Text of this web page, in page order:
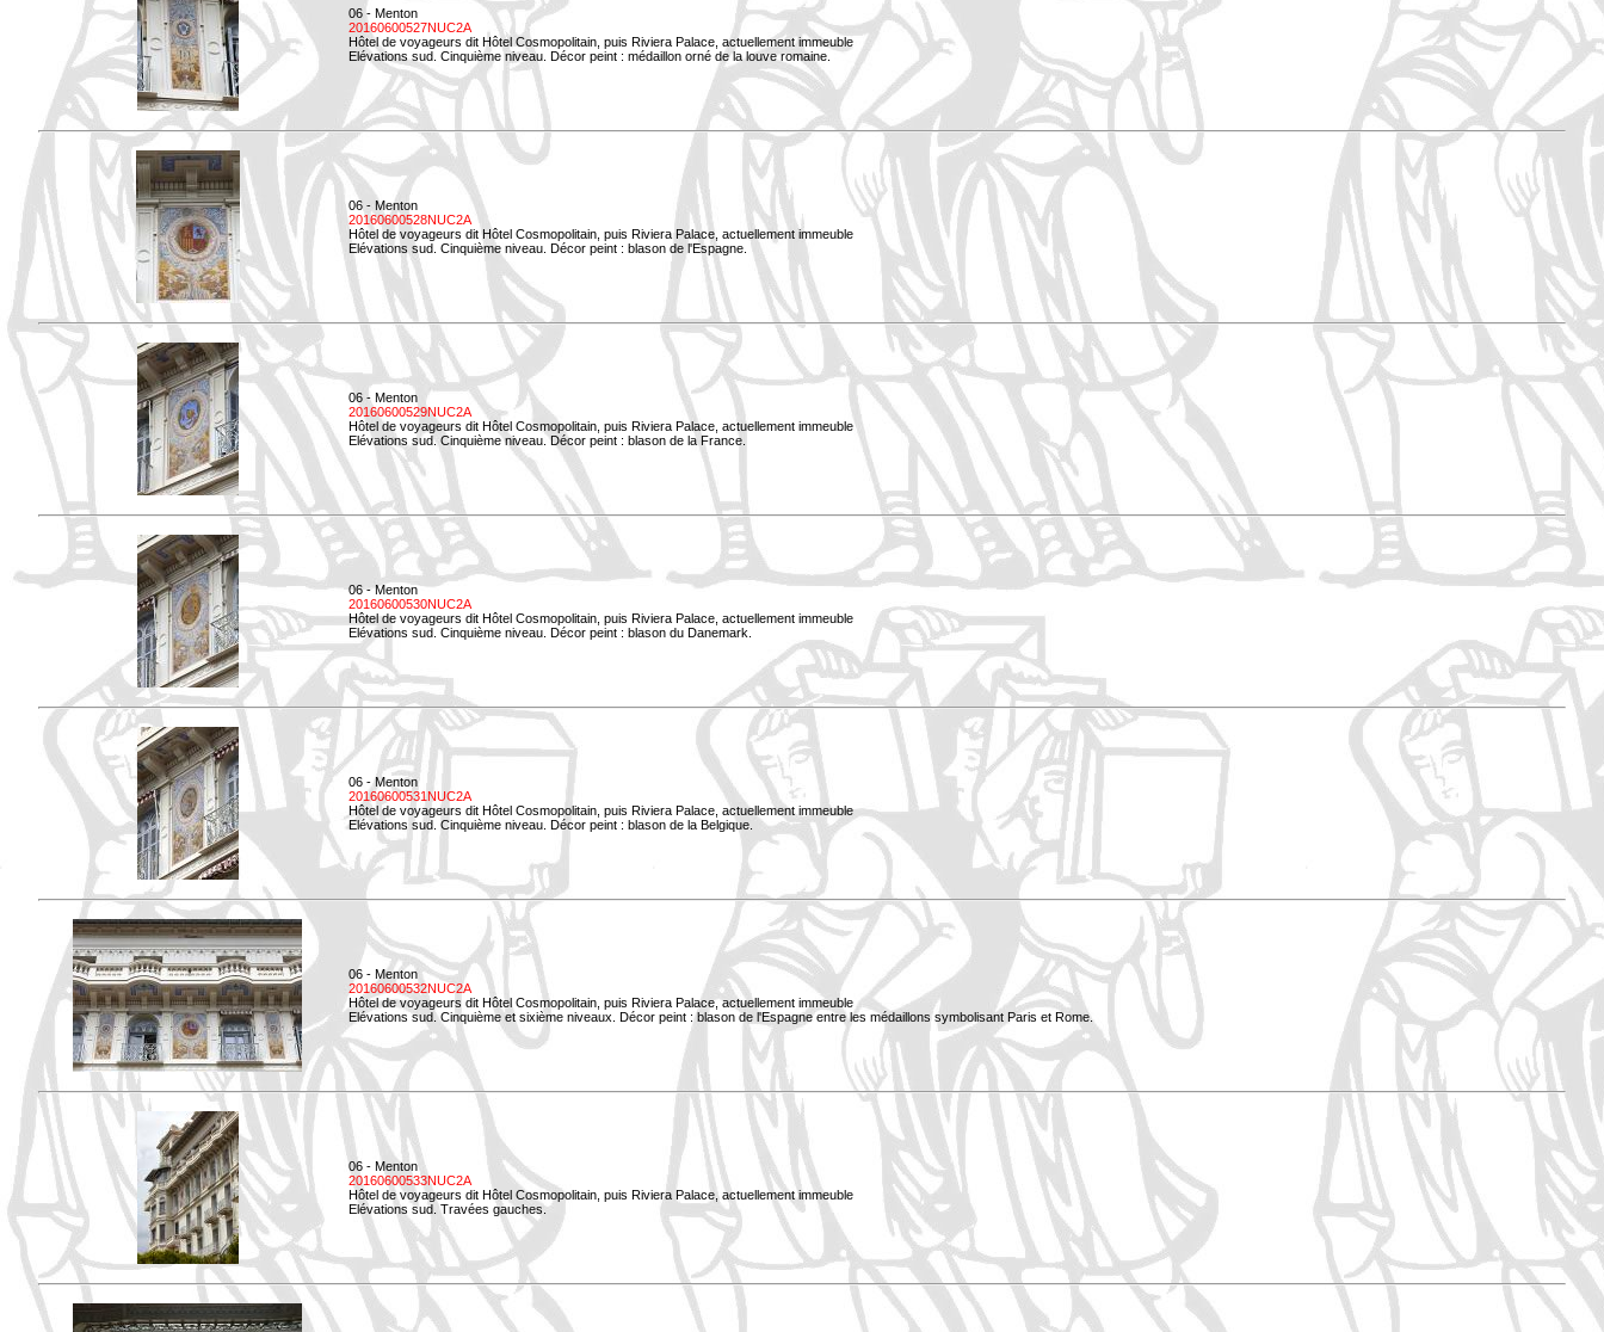
06 - Menton
20160600527NUC2A
Hôtel de voyageurs dit Hôtel Cosmopolitain, puis Riviera Palace, actuellement immeuble
Elévations sud. Cinquième niveau. Décor peint : médaillon orné de la louve romaine.
06 - Menton
20160600528NUC2A
Hôtel de voyageurs dit Hôtel Cosmopolitain, puis Riviera Palace, actuellement immeuble
Elévations sud. Cinquième niveau. Décor peint : blason de l'Espagne.
06 - Menton
20160600529NUC2A
Hôtel de voyageurs dit Hôtel Cosmopolitain, puis Riviera Palace, actuellement immeuble
Elévations sud. Cinquième niveau. Décor peint : blason de la France.
06 - Menton
20160600530NUC2A
Hôtel de voyageurs dit Hôtel Cosmopolitain, puis Riviera Palace, actuellement immeuble
Elévations sud. Cinquième niveau. Décor peint : blason du Danemark.
06 - Menton
20160600531NUC2A
Hôtel de voyageurs dit Hôtel Cosmopolitain, puis Riviera Palace, actuellement immeuble
Elévations sud. Cinquième niveau. Décor peint : blason de la Belgique.
06 - Menton
20160600532NUC2A
Hôtel de voyageurs dit Hôtel Cosmopolitain, puis Riviera Palace, actuellement immeuble
Elévations sud. Cinquième et sixième niveaux. Décor peint : blason de l'Espagne entre les médaillons symbolisant Paris et Rome.
06 - Menton
20160600533NUC2A
Hôtel de voyageurs dit Hôtel Cosmopolitain, puis Riviera Palace, actuellement immeuble
Elévations sud. Travées gauches.